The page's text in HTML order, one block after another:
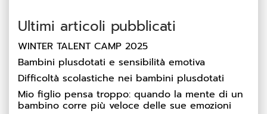
Ultimi articoli pubblicati
WINTER TALENT CAMP 2025
Bambini plusdotati e sensibilità emotiva
Difficoltà scolastiche nei bambini plusdotati
Mio figlio pensa troppo: quando la mente di un
bambino corre più veloce delle sue emozioni